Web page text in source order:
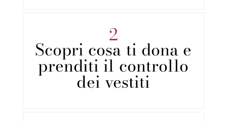
2
Scopri cosa ti dona e
prenditi il controllo
dei vestiti